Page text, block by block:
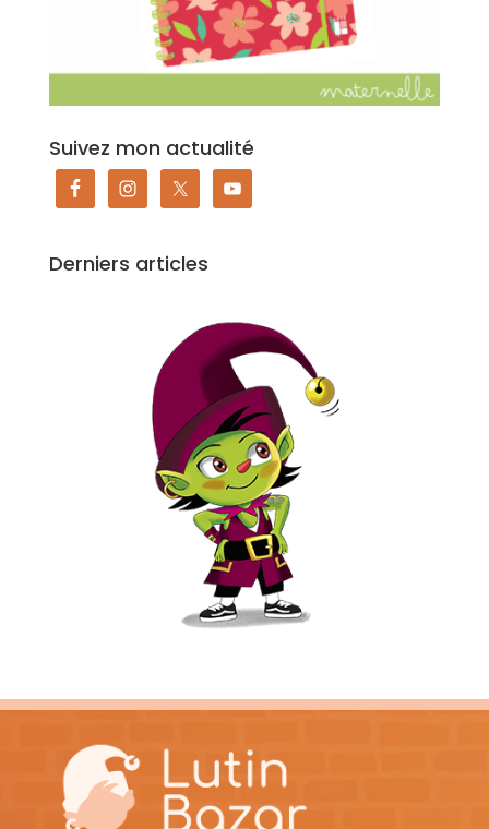
Suivez mon actualité
Derniers articles